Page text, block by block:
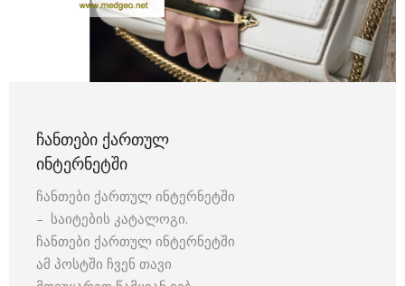
ᲩᲐᲜᲗᲔᲑᲘ ᲥᲐᲠᲗᲣᲚ
ᲘᲜᲢᲔᲠᲜᲔᲢᲨᲘ
ჩანთები ქართულ ინტერნეტში
– საიტების კატალოგი.
ჩანთები ქართულ ინტერნეტში
ამ პოსტში ჩვენ თავი